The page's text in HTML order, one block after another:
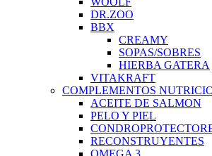
DR.ZOO
BBX
CREAMY
SOPAS/SOBRES
HIERBA GATERA
VITAKRAFT
COMPLEMENTOS
ACEITE DE SALMON
PELO Y PIEL
RECONSTRUYENTES
OMEGA 3